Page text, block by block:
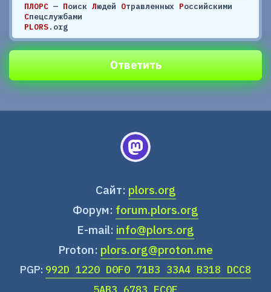
ПЛОРС — Поиск Людей Отравленных Российскими
Спецслужбами
PLORS.org
Ответить
Сайт: plors.org
Форум: forum.plors.org
E-mail: info@plors.org
Proton: plors.org@proton.me
PGP: 992D 1220 D0F0 71B3 33A4 B318 DCC8